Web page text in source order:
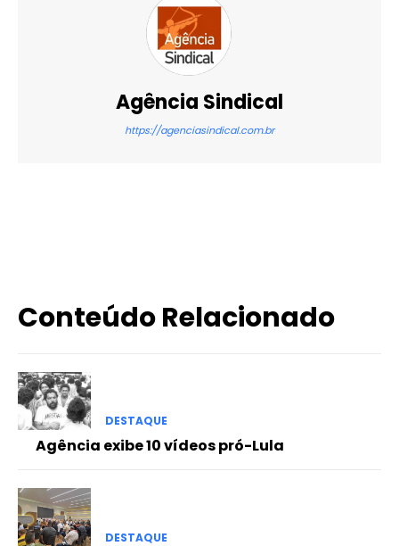
Agência Sindical
https://agenciasindical.com.br
Conteúdo Relacionado
DESTAQUE
Agência exibe 10 vídeos pró-Lula
DESTAQUE